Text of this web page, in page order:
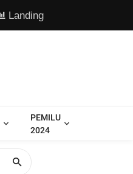
Landing
PEMILU
2024